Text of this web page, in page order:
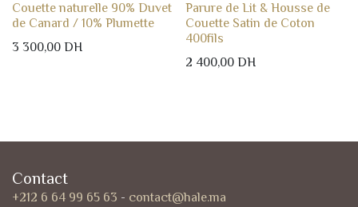
Couette naturelle 90% Duvet
de Canard / 10% Plumette
3 300,00 DH
Parure de Lit & Housse de
Couette Satin de Coton
400fils
2 400,00DH
Contact
+212 6 64 99 65 63 - contact@hale.ma